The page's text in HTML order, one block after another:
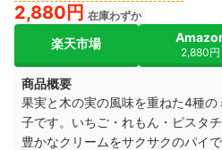
2,880円 在庫わずか
楽天市場
2,880円
商品概要
果実と木の実の風味を重ねた4種
子です。いちご・れもん・ピスタ
豊かなクリームをサクサクのパイ